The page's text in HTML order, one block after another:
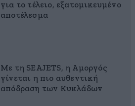
για το τέλειο, εξατομικευμένο
αποτέλεσμα
Με τη SEAJETS, η Αμοργός
γίνεται η πιο αυθεντική
απόδραση των Κυκλάδων